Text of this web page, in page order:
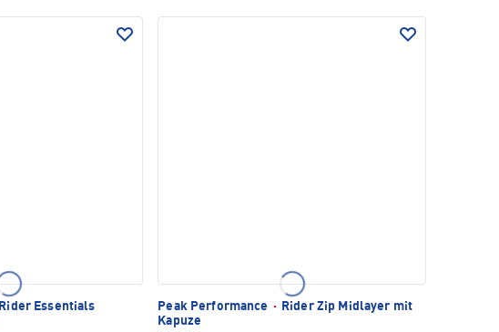
Rider Essentials
Peak Performance ·
Rider Zip Midlayer mit
Kapuze